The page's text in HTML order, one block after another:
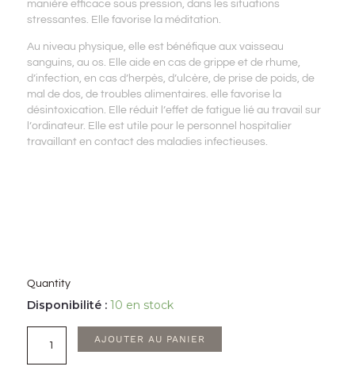
manière efficace sous pression, dans les situations
stressantes. Elle favorise la méditation.
Au niveau physique, elle est bénéfique aux vaisseau
sanguins, au os. Elle aide en cas de grippe et de rhume,
d’infection, en cas d’herpès, d’ulcère, de prise de poids, de
mal de dos, de troubles alimentaires. elle favorise la
désintoxication. Elle réduit l’effet de fatigue lié au travail sur
l’ordinateur. Elle est utile pour le personnel hospitalier
travaillant en contact des maladies infectieuses.
Quantity
Disponibilité : 10 en stock
quantité
de
Pierre
naturelle
AJOUTER AU PANIER